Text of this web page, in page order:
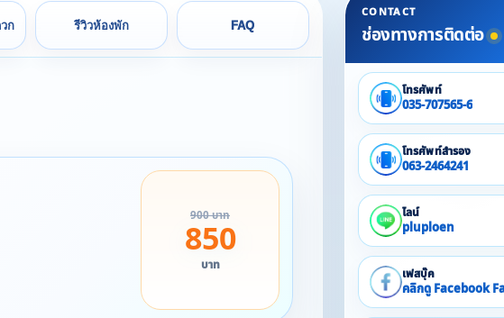
ก รีวิวห้องพัก FAQ
900 บาท
850
บาท
CONTACT
ช่องทางการติดต่อ
โทรศัพท์
035-707565-6
โทรศัพท์สำรอง
063-2464241
ไลน์
pluploen
เฟสบุ๊ค
คลิกดู Facebook